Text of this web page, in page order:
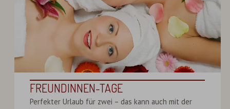
FREUNDINNEN-TAGE
Perfekter Urlaub für zwei – das kann auch mit der